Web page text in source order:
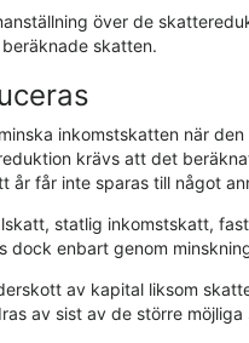
över de
skatten.
inkomstskatten när
krävs att det
år får inte sparas till något
statlig inkomstskatt,
enbart genom
av kapital liksom
av sist av de större